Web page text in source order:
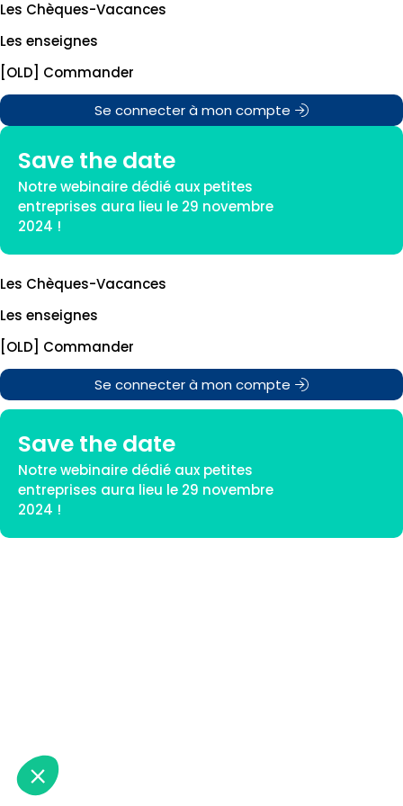
Les Chèques-Vacances
Les enseignes
[OLD] Commander
Se connecter à mon compte
Save the date
Notre webinaire dédié aux petites
entreprises aura lieu le 29 novembre
2024 !
Les Chèques-Vacances
Les enseignes
[OLD] Commander
Se connecter à mon compte
Save the date
Notre webinaire dédié aux petites
entreprises aura lieu le 29 novembre
2024 !